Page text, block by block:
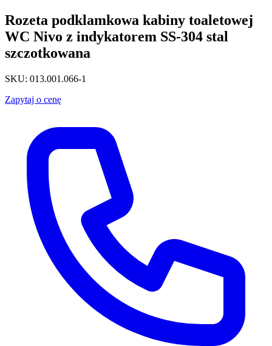
Rozeta podklamkowa kabiny toaletowej
WC Nivo z indykatorem SS-304 stal
szczotkowana
SKU: 013.001.066-1
Zapytaj o cenę